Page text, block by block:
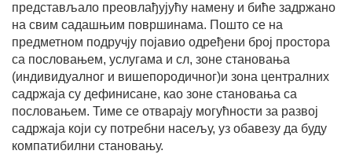
представљало преовлађујућу намену и биће задржано
на свим садашњим површинама. Пошто се на
предметном подручју појавио одређени број простора
са пословањем, услугама и сл, зоне становања
(индивидуалног и вишепородичног)и зона централних
садржаја су дефинисане, као зоне становања са
пословањем. Тиме се отварају могућности за развој
садржаја који су потребни насељу, уз обавезу да буду
компатибилни становању.